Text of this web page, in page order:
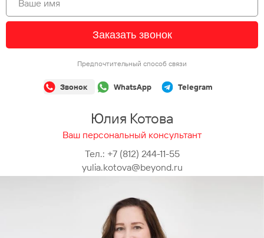
Заказать звонок
Предпочтительный способ связи
Звонок WhatsApp Telegram
Юлия Котова
Ваш персональный консультант
Тел.: +7 (812) 244-11-55
yulia.kotova@beyond.ru